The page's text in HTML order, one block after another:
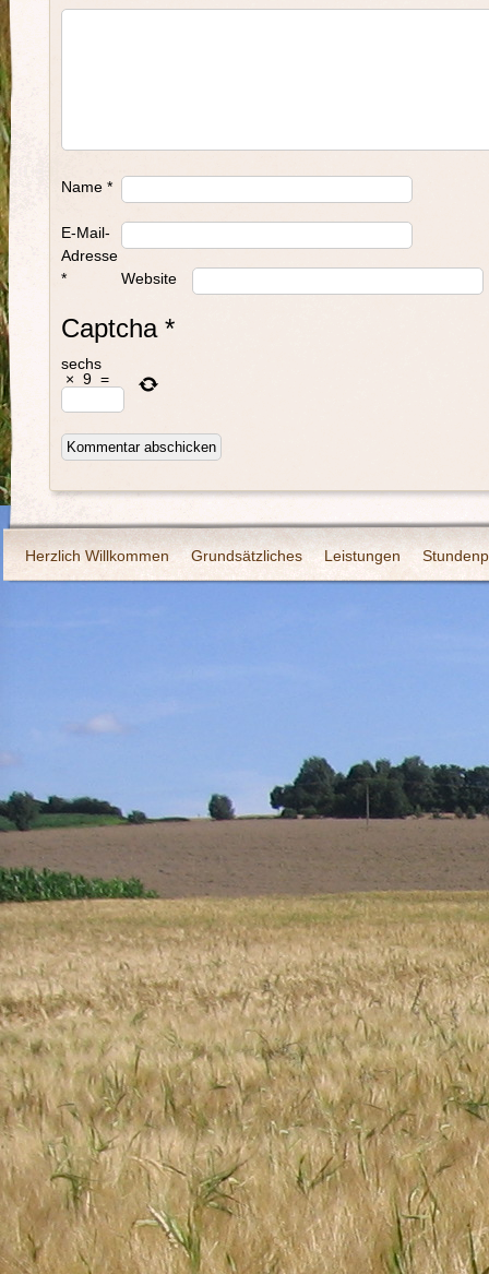
Name *
E-Mail-
Adresse
*
Website
Captcha*
sechs
× 9 =
Herzlich Willkommen Grundsätzliches Leistungen